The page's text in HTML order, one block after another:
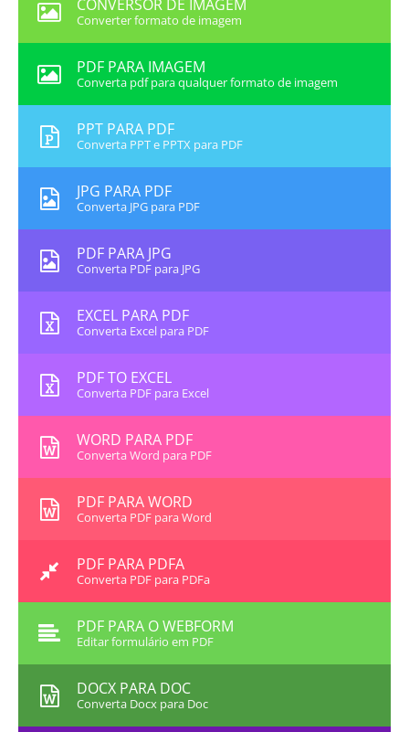
CONVERSOR DE IMAGEM
Converter formato de imagem
PDF PARA IMAGEM
Converta pdf para qualquer formato de imagem
PPT PARA PDF
Converta PPT e PPTX para PDF
JPG PARA PDF
Converta JPG para PDF
PDF PARA JPG
Converta PDF para JPG
EXCEL PARA PDF
Converta Excel para PDF
PDF TO EXCEL
Converta PDF para Excel
WORD PARA PDF
Converta Word para PDF
PDF PARA WORD
Converta PDF para Word
PDF PARA PDFA
Converta PDF para PDFa
PDF PARA O WEBFORM
Editar formulário em PDF
DOCX PARA DOC
Converta Docx para Doc